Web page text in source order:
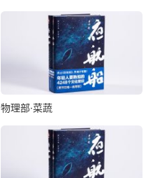
物理部·菜蔬